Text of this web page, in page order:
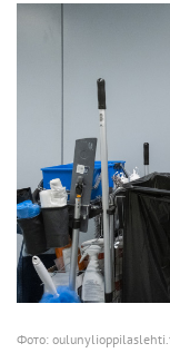
Фото: